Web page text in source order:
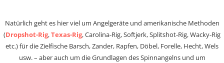
Natürlich geht es hier viel um Angelgeräte und amerikanische Methoden
(Dropshot-Rig,Texas-Rig, Carolina-Rig, Softjerk, Splitshot-Rig, Wacky-Rig
etc.) für die Zielfische Barsch, Zander, Rapfen, Döbel, Forelle, Hecht, Wels
usw. – aber auch um die Grundlagen des Spinnangelns und um